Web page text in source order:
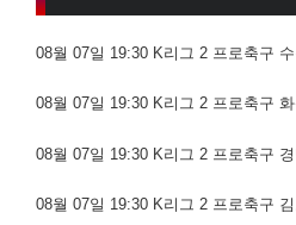
08월 07일 19:30 K리그 2 프로축구
08월 07일 19:30 K리그 2 프로축구
08월 07일 19:30 K리그 2 프로축구
08월 07일 19:30 K리그 2 프로축구